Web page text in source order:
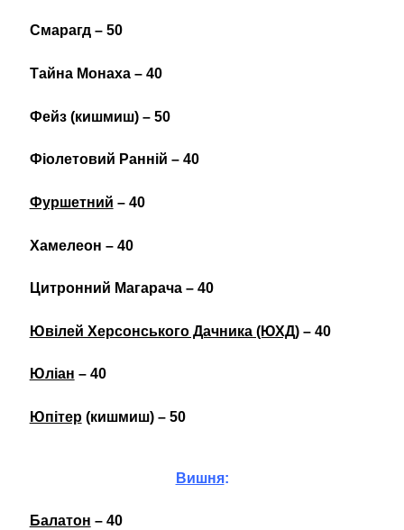
Смарагд – 50
Тайна Монаха – 40
Фейз (кишмиш) – 50
Фіолетовий Ранній – 40
Фуршетний – 40
Хамелеон – 40
Цитронний Магарача – 40
Ювілей Херсонського Дачника (ЮХД)– 40
Юліан – 40
Юпітер(кишмиш) – 50
Вишня:
Балатон – 40